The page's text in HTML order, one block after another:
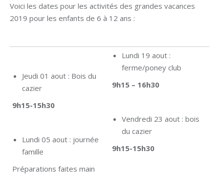
Voici les dates pour les activités des grandes vacances
2019 pour les enfants de 6 à 12 ans :
Jeudi 01 aout : Bois du
cazier
9h15-15h30
Lundi 05 aout : journée
famille
Préparations faites main
Lundi 19 aout :
ferme/poney club
9h15 – 16h30
Vendredi 23 aout : bois
du cazier
9h15-15h30